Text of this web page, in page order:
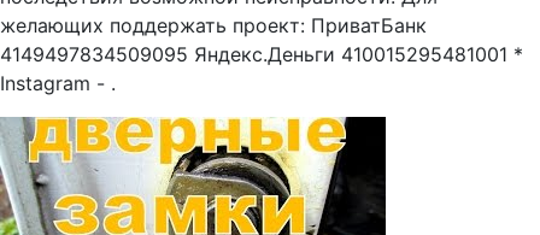
желающих поддержать проект: ПриватБанк
4149497834509095 Яндекс.Деньги 410015295481001 *
Instagram - .